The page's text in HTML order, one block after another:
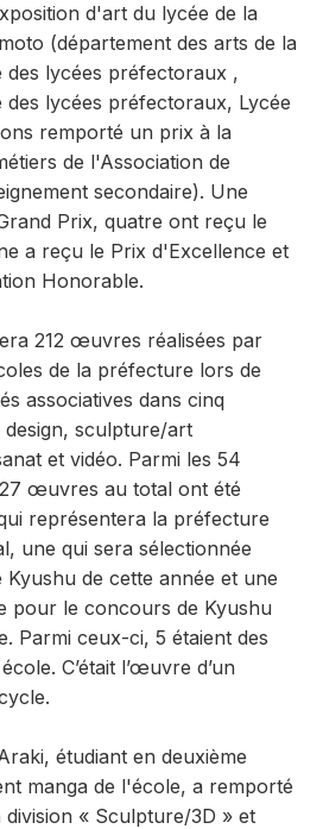
d'art du lycée de la
(département des arts de la
des lycées préfectoraux ,
des lycées préfectoraux, Lycée
remporté un prix à la
de l'Association de
secondaire). Une
Prix, quatre ont reçu le
a reçu le Prix d'Excellence et
Honorable.
212 œuvres réalisées par
de la préfecture lors de
associatives dans cinq
sculpture/art
et vidéo. Parmi les 54
œuvres au total ont été
représentera la préfecture
une qui sera sélectionnée
de cette année et une
pour le concours de Kyushu
Parmi ceux-ci, 5 étaient des
C’était l’œuvre d’un
étudiant en deuxième
manga de l'école, a remporté
« Sculpture/3D » et